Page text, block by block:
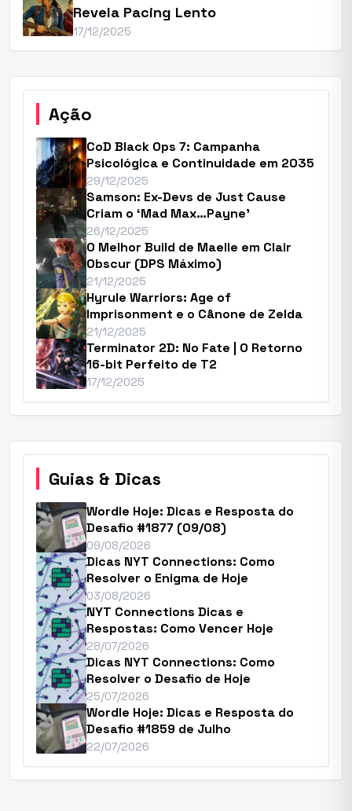
Revela Pacing Lento
17/12/2025
Ação
CoD Black Ops 7: Campanha
Psicológica e Continuidade em 2035
29/12/2025
Samson: Ex-Devs de Just Cause
Criam o ‘Mad Max…Payne’
26/12/2025
O Melhor Build de Maelle em Clair
Obscur (DPS Máximo)
21/12/2025
Hyrule Warriors: Age of
Imprisonment e o Cânone de Zelda
21/12/2025
Terminator 2D: No Fate | O Retorno
16-bit Perfeito de T2
17/12/2025
Guias & Dicas
Wordle Hoje: Dicas e Resposta do
Desafio #1877 (09/08)
09/08/2026
Dicas NYT Connections: Como
Resolver o Enigma de Hoje
03/08/2026
NYT Connections Dicas e
Respostas: Como Vencer Hoje
28/07/2026
Dicas NYT Connections: Como
Resolver o Desafio de Hoje
25/07/2026
Wordle Hoje: Dicas e Resposta do
Desafio #1859 de Julho
22/07/2026